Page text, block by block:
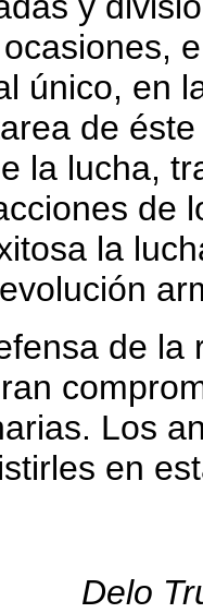
único, en
de
la lucha,
de
la
de
Los
en
Delo